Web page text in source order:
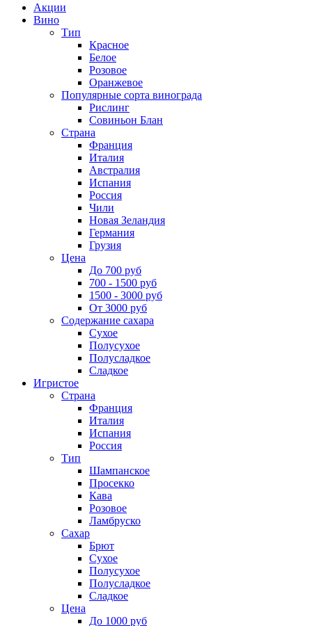
Акции
Вино
Тип
Красное
Белое
Розовое
Оранжевое
Популярные сорта винограда
Рислинг
Совиньон Блан
Страна
Франция
Италия
Австралия
Испания
Россия
Чили
Новая Зеландия
Германия
Грузия
Цена
До 700 руб
700 - 1500 руб
1500 - 3000 руб
От 3000 руб
Содержание сахара
Сухое
Полусухое
Полусладкое
Сладкое
Игристое
Страна
Франция
Италия
Испания
Россия
Тип
Шампанское
Просекко
Кава
Розовое
Ламбруско
Сахар
Брют
Сухое
Полусухое
Полусладкое
Сладкое
Цена
До 1000 руб